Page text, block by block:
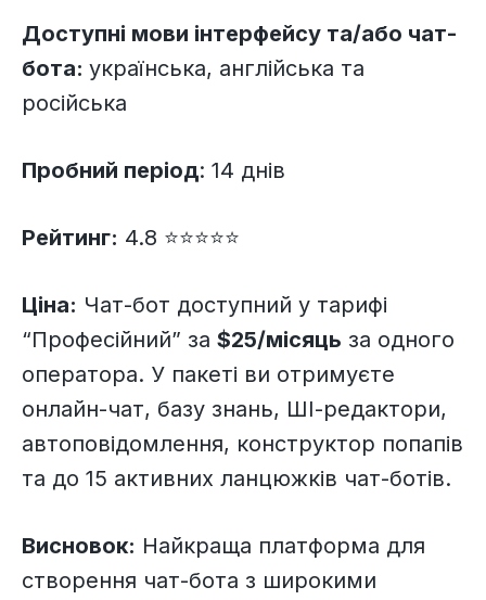
Доступні мови інтерфейсу та/або чат-
бота: українська, англійська та
російська
Пробний період: 14 днів
Рейтинг: 4.8 ⭐⭐⭐⭐⭐
Ціна: Чат-бот доступний у тарифі
“Професійний” за $25/місяць за одного
оператора. У пакеті ви отримуєте
онлайн-чат, базу знань, ШІ-редактори,
автоповідомлення, конструктор попапів
та до 15 активних ланцюжків чат-ботів.
Висновок: Найкраща платформа для
створення чат-бота з широкими